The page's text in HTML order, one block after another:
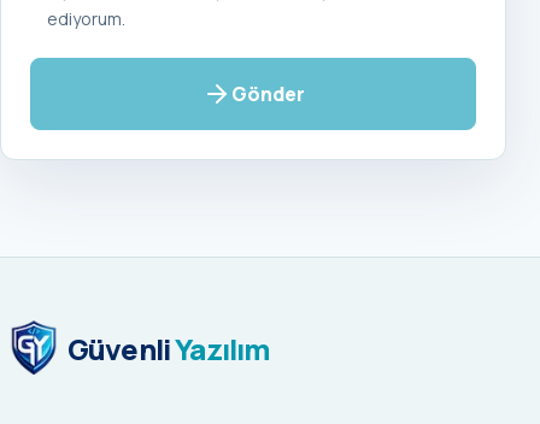
ediyorum.
Gönder
GüvenliYazılım